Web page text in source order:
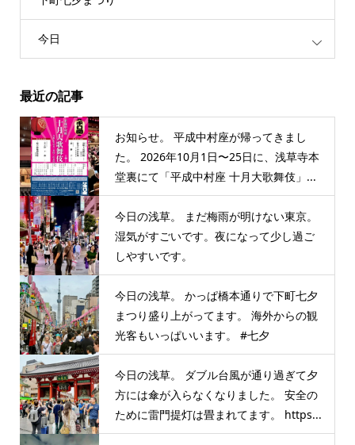
今日
最近の記事
お知らせ。 平成中村座が帰ってきまし
た。 2026年10月1日〜25日に、浅草寺本
堂裏にて「平成中村座 十月大歌舞伎」...
今日の浅草。 まだ梅雨が明けない東京。
湿気がすごいです。夜になって少し過ご
しやすいです。
今日の浅草。 かっぱ橋本通りで下町七夕
まつり盛り上がってます。 海外からの観
光客もいっぱいいます。 #七夕
今日の浅草。 ダブル台風が通り過ぎて夕
方には傘が入らなくなりました。 安全の
ために雷門提灯は畳まれてます。 https...